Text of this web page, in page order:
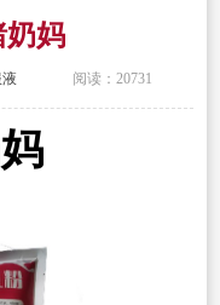
奶妈
阅读：20731